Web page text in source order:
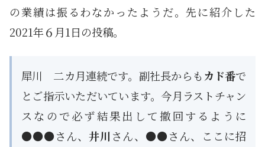
の業績は振るわなかったようだ。先に紹介した
2021年６月1日の投稿。
犀川 二カ月連続です。副社長からも カド番で
とご指示いただいています。今月ラストチャン
スなので必ず結果出して撤回するように
●●●さん、井川さん、●●さん、ここに招